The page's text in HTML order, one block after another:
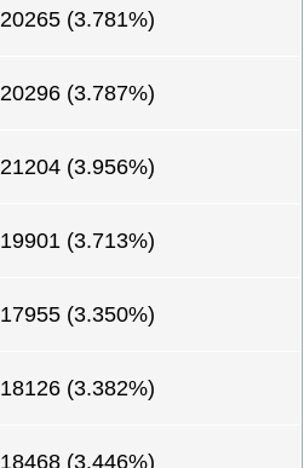
20265 (3.781%)
20296 (3.787%)
21204 (3.956%)
19901 (3.713%)
17955 (3.350%)
18126 (3.382%)
18468 (3.446%)